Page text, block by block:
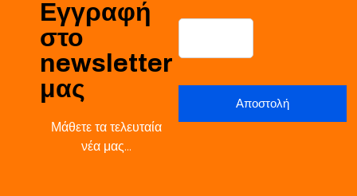
Εγγραφή
στο
newsletter
μας
Μάθετε τα τελευταία
νέα μας…